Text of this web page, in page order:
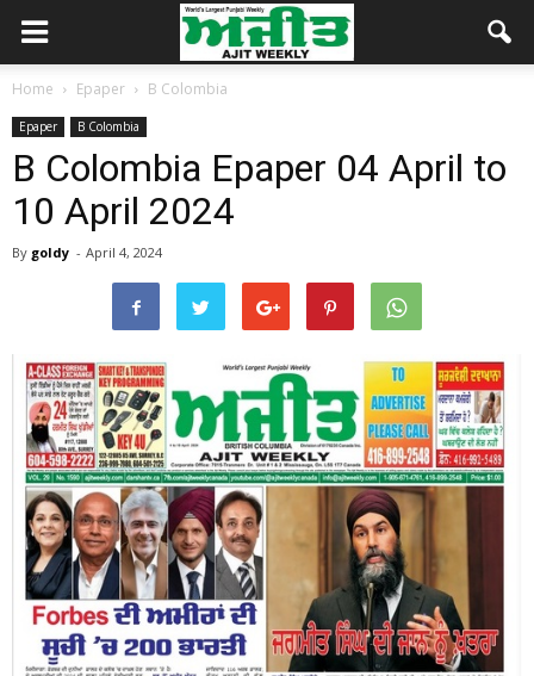
Home Epaper B Colombia
Epaper B Colombia
B Colombia Epaper 04 April to
10 April 2024
By goldy - April 4, 2024